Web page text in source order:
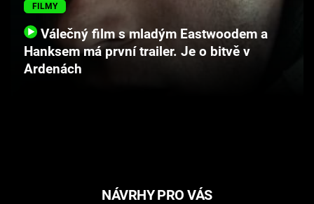
Cool Esport
Pořady
FILMY
Válečný film s mladým Eastwoodem a
Hanksem má první trailer. Je o bitvě v
Ardenách
NÁVRHY PRO VÁS